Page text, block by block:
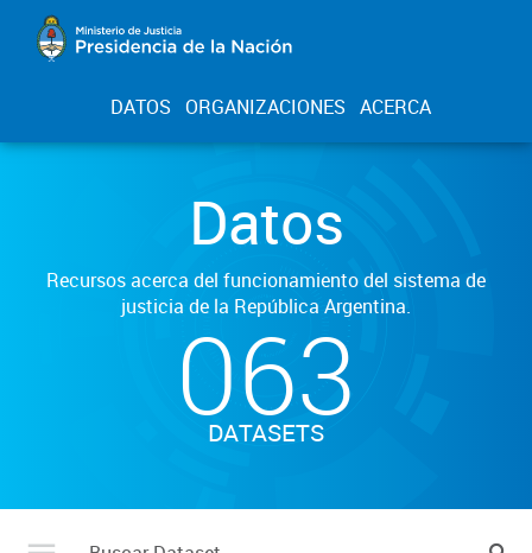
DATOS ORGANIZACIONES ACERCA
Datos
Recursos acerca del funcionamiento del sistema de
justicia de la República Argentina.
063
DATASETS